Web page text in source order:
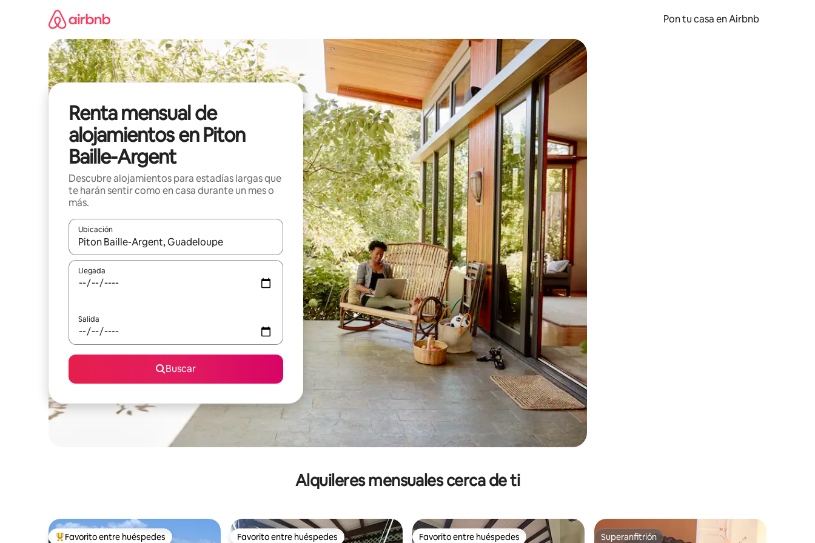
Pon tu casa en Airbnb
Renta mensual de
alojamientos en Piton
Baille-Argent
Descubre alojamientos para estadías largas que
te harán sentir como en casa durante un mes o
más.
Ubicación
Cuando los resultados estén disponibles, navega con las teclas de flecha hacia arriba y hacia abajo o explora con el tacto o desliza el dedo.
Llegada
Salida
Buscar
Alquileres mensuales cerca de ti
Favorito entre huéspedes Favorito entre huéspedes Favorito entre huéspedes Superanfitrión